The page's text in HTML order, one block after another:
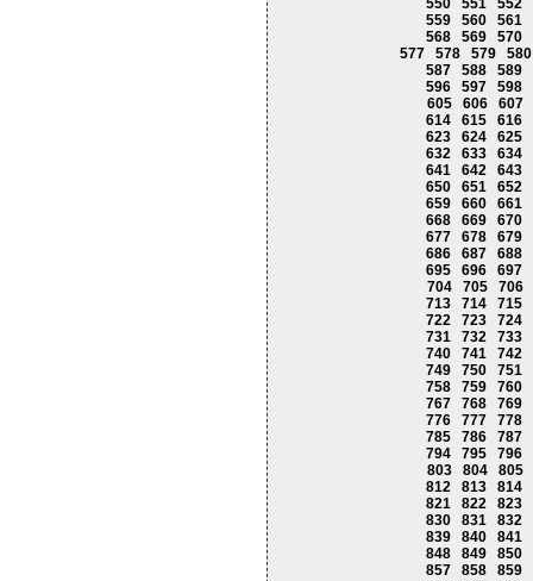
550
551
552
559
560
561
568
569
570
577
578 579
580
587
588
589
596
597
598
605
606
607
614
615
616
623
624
625
632
633
634
641
642
643
650
651
652
659
660
661
668
669
670
677
678
679
686
687
688
695
696
697
704
705
706
713
714
715
722
723
724
731
732
733
740
741
742
749
750
751
758
759
760
767
768
769
776
777
778
785
786
787
794
795
796
803
804
805
812
813
814
821
822
823
830
831
832
839
840
841
848
849
850
857
858
859